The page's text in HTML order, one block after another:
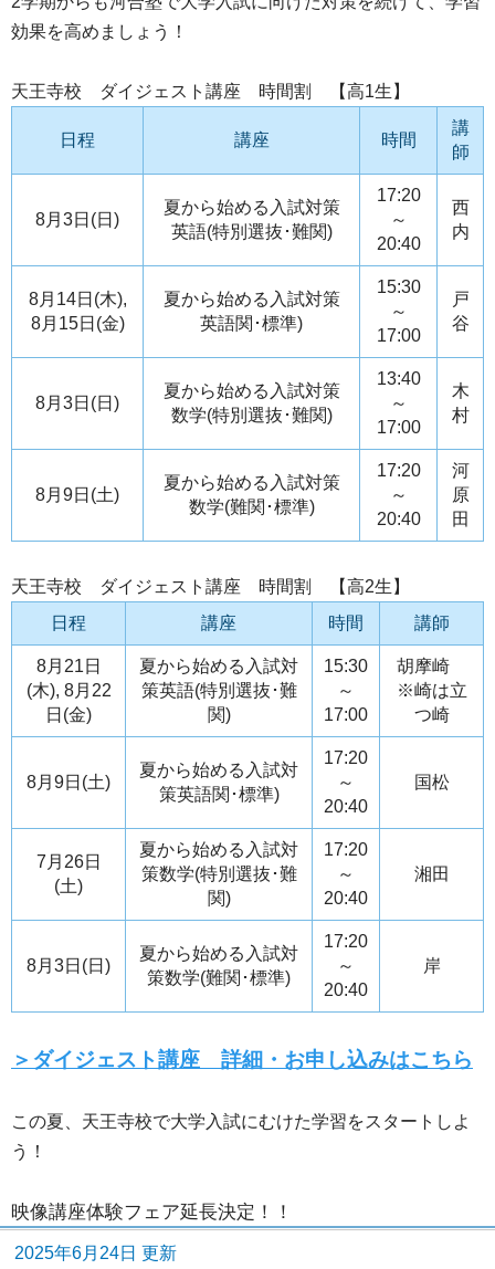
効果を高めましょう！
天王寺校 ダイジェスト講座 時間割 【高1生】
日程 講座 時間
講
師
8月3日(日)
夏から始める入試対策
英語(特別選抜･難関)
17:20
～
20:40
西
内
8月14日(木),
8月15日(金)
夏から始める入試対策
英語関･標準)
15:30
～
17:00
戸
谷
8月3日(日)
夏から始める入試対策
数学(特別選抜･難関)
13:40
～
17:00
木
村
8月9日(土)
夏から始める入試対策
数学(難関･標準)
17:20
～
20:40
河
原
田
天王寺校 ダイジェスト講座 時間割 【高2生】
日程
講座 時間 講師
8月21日
(木), 8月22
日(金)
夏から始める入試対
策英語(特別選抜･難
関)
15:30
～
17:00
胡摩崎
※崎は立
つ崎
8月9日(土)
夏から始める入試対
策英語関･標準)
17:20
～
20:40
国松
7月26日
(土)
夏から始める入試対
策数学(特別選抜･難
関)
17:20
～
20:40
湘田
8月3日(日)
夏から始める入試対
策数学(難関･標準)
17:20
～
20:40
岸
＞ダイジェスト講座 詳細・お申し込みはこちら
この夏、天王寺校で大学入試にむけた学習をスタートしよ
う！
映像講座体験フェア延長決定！！
2025年6月24日 更新